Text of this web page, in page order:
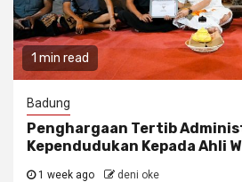
1 min read
Badung
Penghargaan Tertib
Kependudukan Kepada Ahli
1 week ago deni oke